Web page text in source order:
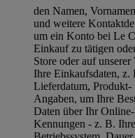
den Namen,
und weitere
um ein Konto bei Le
Einkauf zu tätigen
Store oder auf
Ihre Einkaufsdaten, z.
Lieferdatum, Produkt-
Angaben, um Ihre
Daten über Ihr
Kennungen - z. B.